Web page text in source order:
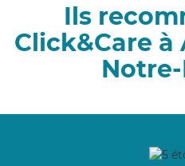
Ils
Click&Care